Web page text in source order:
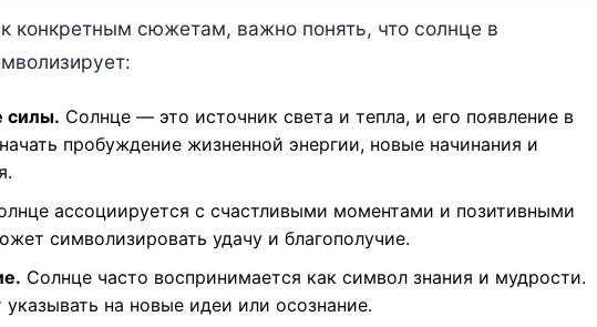
конкретным сюжетам, важно понять, что солнце в
силы. Солнце — это источник света и тепла, и его появление в
пробуждение жизненной энергии, новые начинания и
ассоциируется с счастливыми моментами и позитивными
символизировать удачу и благополучие.
Солнце часто воспринимается как символ знания и мудрости.
на новые идеи или осознание.